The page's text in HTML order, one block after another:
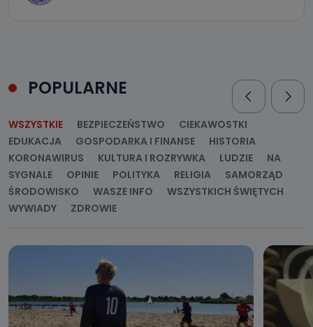
POPULARNE
WSZYSTKIE BEZPIECZEŃSTWO
CIEKAWOSTKI
EDUKACJA
GOSPODARKA I FINANSE
HISTORIA
KORONAWIRUS
KULTURA I ROZRYWKA LUDZIE
NA
SYGNALE
OPINIE POLITYKA RELIGIA
SAMORZĄD
ŚRODOWISKO
WASZE INFO
WSZYSTKICH ŚWIĘTYCH
WYWIADY
ZDROWIE